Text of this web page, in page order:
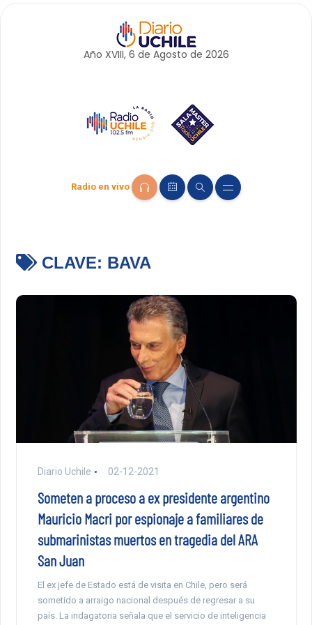
Año XVIII, 6 de Agosto de 2026
Radio en vivo
CLAVE: BAVA
Diario Uchile 02-12-2021
Someten a proceso a ex presidente argentino
Mauricio Macri por espionaje a familiares de
submarinistas muertos en tragedia del ARA
San Juan
El ex jefe de Estado está de visita en Chile, pero será
sometido a arraigo nacional después de regresar a su
país. La indagatoria señala que el servicio de inteligencia